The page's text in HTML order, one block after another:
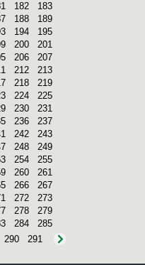
182
183
188
189
194
195
200
201
206
207
212
213
218
219
224
225
230
231
236
237
242
243
248
249
254
255
260
261
266
267
272
273
278
279
284
285
290 291